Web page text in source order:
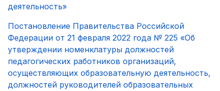
деятельность»
Постановление Правительства Российской
Федерации от 21 февраля 2022 года № 225 «Об
утверждении номенклатуры должностей
педагогических работников организаций,
осуществляющих образовательную деятельность,
должностей руководителей образовательных